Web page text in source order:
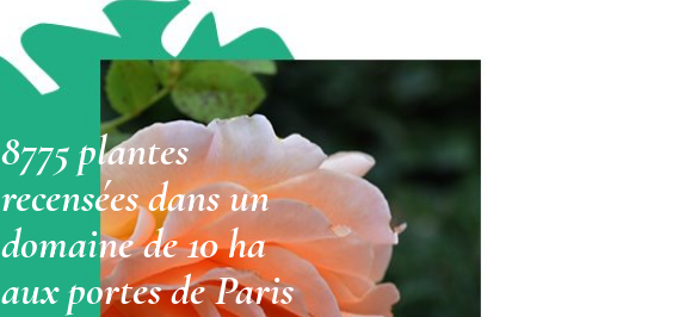
8775 plantes
recensées dans un
domaine de 10 ha
aux portes de Paris